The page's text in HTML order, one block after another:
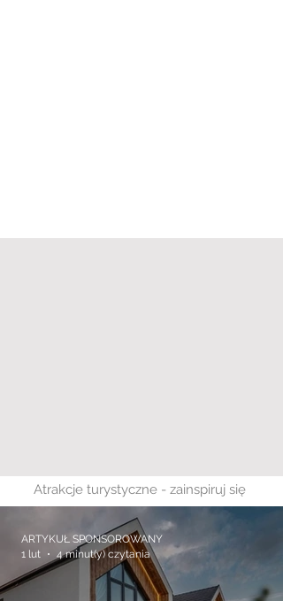
Atrakcje turystyczne - zainspiruj się
ARTYKUŁ SPONSOROWANY
4 minut(y) czytania